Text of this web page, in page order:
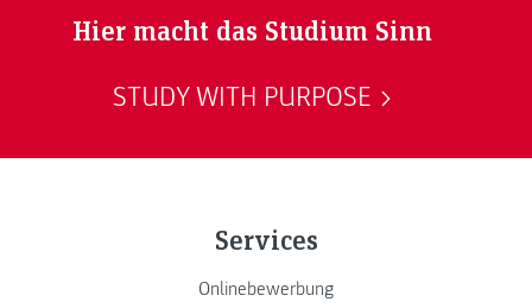
Hier macht das Studium Sinn
STUDY WITH PURPOSE
Services
Onlinebewerbung